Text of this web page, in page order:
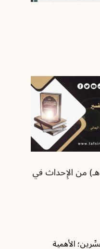
موقف ابن عاشور (ت: 1393هـ) من الإِحداث في